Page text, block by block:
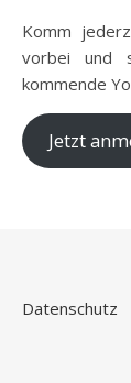
Komm
vorbei und
kommende
Jetzt
Datenschutz